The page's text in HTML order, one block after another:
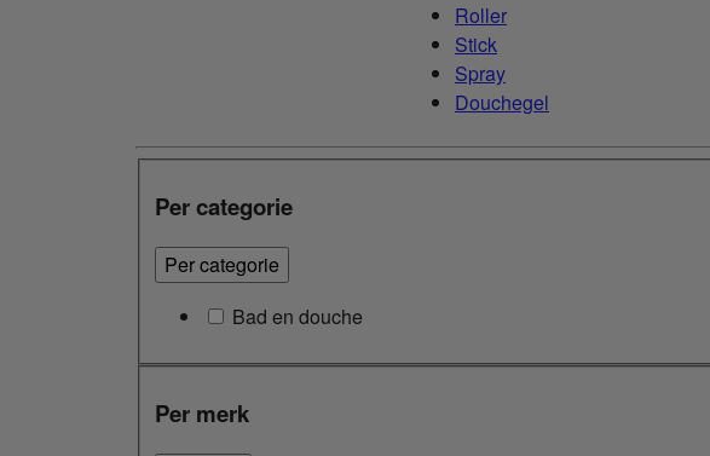
Roller
Stick
Spray
Douchegel
Per categorie
Per categorie
Bad en douche
Per merk